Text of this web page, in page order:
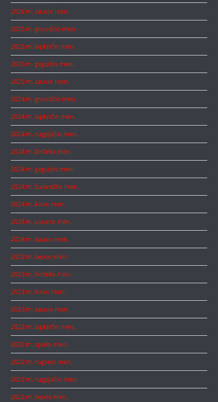
2026 m. sausio mėn.
2025 m. gruodžio mėn.
2025 m. lapkričio mėn.
2025 m. gegužės mėn.
2025 m. sausio mėn.
2024 m. gruodžio mėn.
2024 m. lapkričio mėn.
2024 m. rugpjūčio mėn.
2024 m. birželio mėn.
2024 m. gegužės mėn.
2024 m. balandžio mėn.
2024 m. kovo mėn.
2024 m. vasario mėn.
2024 m. sausio mėn.
2023 m. liepos mėn.
2023 m. birželio mėn.
2023 m. kovo mėn.
2023 m. sausio mėn.
2022 m. lapkričio mėn.
2022 m. spalio mėn.
2022 m. rugsėjo mėn.
2022 m. rugpjūčio mėn.
2022 m. liepos mėn.